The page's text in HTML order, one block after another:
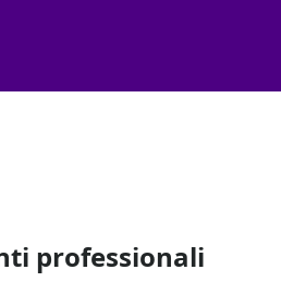
professionali